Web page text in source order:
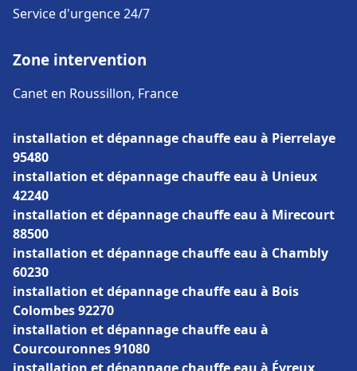
Service d'urgence 24/7
Zone intervention
Canet en Roussillon, France
installation et dépannage chauffe eau à Pierrelaye
95480
installation et dépannage chauffe eau à Unieux
42240
installation et dépannage chauffe eau à Mirecourt
88500
installation et dépannage chauffe eau à Chambly
60230
installation et dépannage chauffe eau à Bois
Colombes 92270
installation et dépannage chauffe eau à
Courcouronnes 91080